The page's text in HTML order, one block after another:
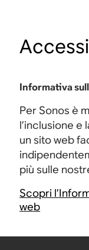
Informativa
Per Sonos è
l’inclusione e
un sito web
più sulle
Scopri
web